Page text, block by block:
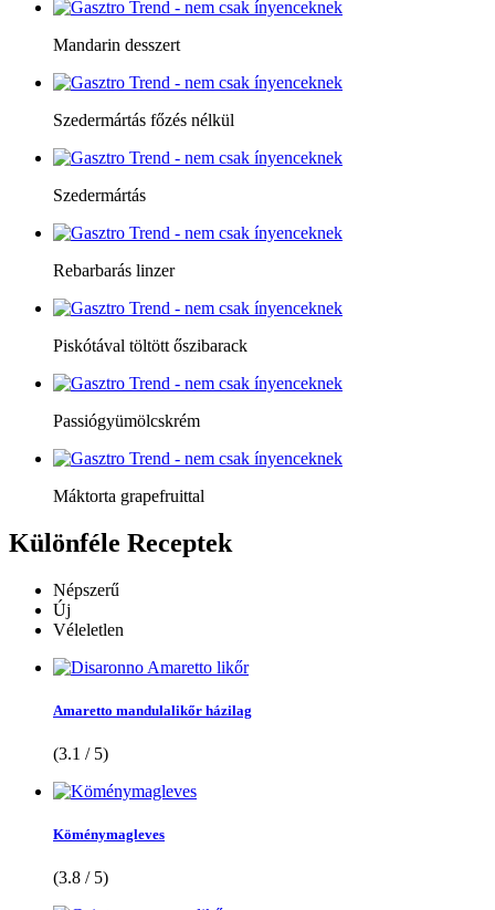
Mandarin desszert
Szedermártás főzés nélkül
Szedermártás
Rebarbarás linzer
Piskótával töltött őszibarack
Passiógyümölcskrém
Máktorta grapefruittal
Különféle Receptek
Népszerű
Új
Véleletlen
Amaretto mandulalikőr házilag
(3.1 / 5)
Köménymagleves
(3.8 / 5)